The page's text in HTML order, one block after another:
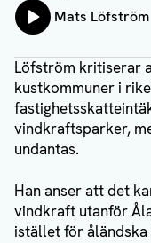
Lyssna på:
Mats Löfström
Löfström kritiserar
kustkommuner i
vindkraftsparker,
undantas.
Han anser att det
vindkraft utanför
istället för åländska